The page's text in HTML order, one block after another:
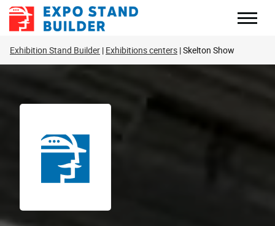
Zum
Inhalt
Exhibition Stand Builder Exhibitions centers Skelton Show